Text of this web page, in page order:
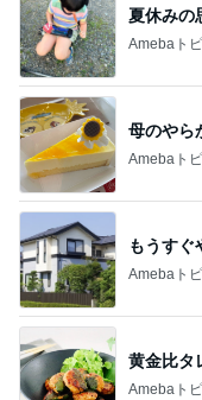
夏休みの
Amebaト
母のやら
Amebaト
もうすぐ
Amebaト
黄金比タ
Amebaト